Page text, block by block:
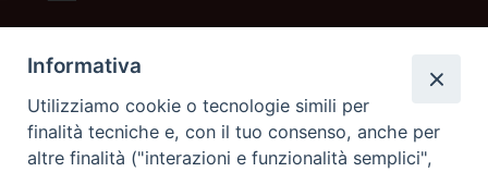
DOCUMENTI PASTORALI
ORARI MESSE
Informativa
Utilizziamo cookie o tecnologie simili per
finalità tecniche e, con il tuo consenso, anche per
altre finalità ("interazioni e funzionalità semplici",